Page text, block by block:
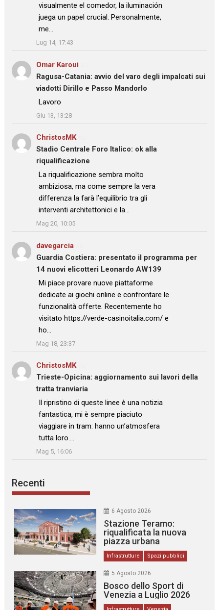
visualmente el comedor, la iluminación
juega un papel crucial. Personalmente,
me…
”
Lug 14, 17:43
Omar Karoui
Ragusa-Catania: avvio del varo degli impalcati sui
viadotti Dirillo e Passo Mandorlo
: “Lavoro
”
Giu 13, 13:28
ChristosMKsu
Stadio Centrale Foro Italico: ok alla
riqualificazione
: “La riqualificazione sembra molto
ambiziosa, ma come sempre la vera
differenza la farà l’equilibrio tra gli
interventi architettonici e la…
”
Mag 20, 10:05
davegarcia
Guardia Costiera: presentato il programma per
14 nuovi elicotteri Leonardo AW139
: “
Mi piace provare nuove piattaforme
dedicate ai giochi online e confrontare le
funzionalità offerte. Recentemente ho
visitato https://verde-casinoitalia.com/ e
ho…
”
Mag 18, 23:37
ChristosMKsu
Trieste-Opicina: aggiornamento sui lavori della
tratta tranviaria
: “
Il ripristino di queste linee è una notizia
fantastica, mi è sempre piaciuto
viaggiare in tram: hanno un’atmosfera
tutta loro.…
”
Mag 5, 16:06
Recenti
6 Agosto 2026
Stazione Teramo:
riqualificata la nuova
piazza urbana
Infrastrutture Spazi pubblici
5 Agosto 2026
Bosco dello Sport di
Venezia a Luglio 2026